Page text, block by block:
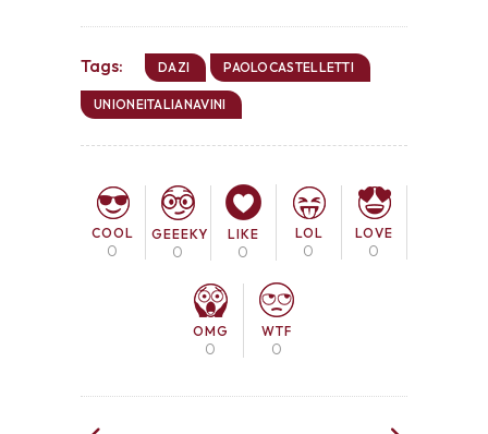
Tags: DAZI PAOLOCASTELLETTI
UNIONEITALIANAVINI
COOL
0
GEEEKY
0
LIKE
0
LOL
0
LOVE
0
OMG
0
WTF
0